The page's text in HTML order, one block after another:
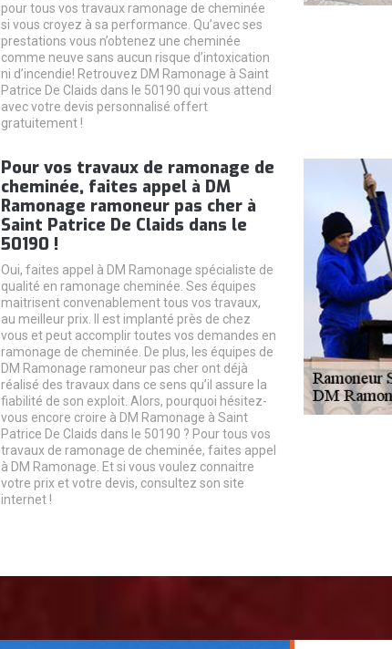
pour tous vos travaux ramonage de cheminée
si vous croyez à sa performance. Qu’avec ses
prestations vous n’obtenez une cheminée
comme neuve sans aucun risque d’intoxication
ni d’incendie! Retrouvez DM Ramonage à Saint
Patrice De Claids dans le 50190 qui vous attend
avec votre devis personnalisé offert
gratuitement !
Pour vos travaux de ramonage de
cheminée, faites appel à DM
Ramonage ramoneur pas cher à
Saint Patrice De Claids dans le
50190 !
Oui, faites appel à DM Ramonage spécialiste de
qualité en ramonage cheminée. Ses équipes
maitrisent convenablement tous vos travaux,
au meilleur prix. Il est implanté près de chez
vous et peut accomplir toutes vos demandes en
ramonage de cheminée. De plus, les équipes de
DM Ramonage ramoneur pas cher ont déjà
réalisé des travaux dans ce sens qu’il assure la
fiabilité de son exploit. Alors, pourquoi hésitez-
vous encore croire à DM Ramonage à Saint
Patrice De Claids dans le 50190 ? Pour tous vos
travaux de ramonage de cheminée, faites appel
à DM Ramonage. Et si vous voulez connaitre
votre prix et votre devis, consultez son site
internet !